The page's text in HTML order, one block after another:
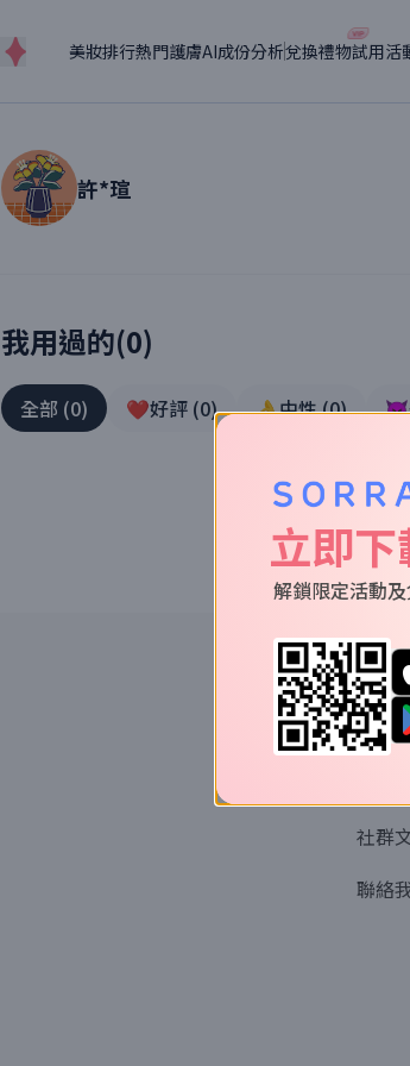
美妝排行熱門護膚AI成份分析兌換禮物試用活
讀者【許*瑄 】美妝真實體驗
許*瑄
我用過的(0)
全部 (0) ❤️好評 (0) 👌中性(0)
關於
認識
社群
聯絡
立即
解鎖限定活動